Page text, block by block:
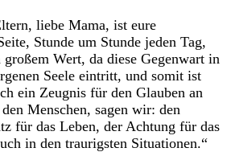
liebe Mama, ist eure
Stunde um Stunde jeden Tag,
Wert, da diese Gegenwart in
Seele eintritt, und somit ist
ein Zeugnis für den Glauben an
Menschen, sagen wir: den
für das Leben, der Achtung für das
in den traurigsten Situationen.“